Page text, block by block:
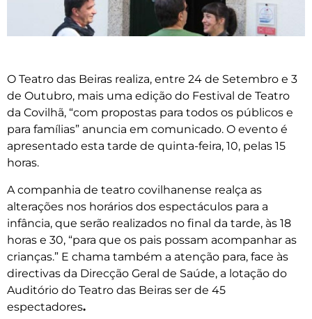
O Teatro das Beiras realiza, entre 24 de Setembro e 3
de Outubro, mais uma edição do Festival de Teatro
da Covilhã, “com propostas para todos os públicos e
para famílias” anuncia em comunicado. O evento é
apresentado esta tarde de quinta-feira, 10, pelas 15
horas.
A companhia de teatro covilhanense realça as
alterações nos horários dos espectáculos para a
infância, que serão realizados no final da tarde, às 18
horas e 30, “para que os pais possam acompanhar as
crianças.” E chama também a atenção para, face às
directivas da Direcção Geral de Saúde, a lotação do
Auditório do Teatro das Beiras ser de 45
espectadores.